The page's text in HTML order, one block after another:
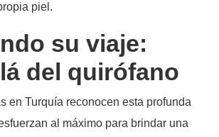
piel.
su viaje:
del quirófano
en Turquía reconocen esta profunda
al máximo para brindar una